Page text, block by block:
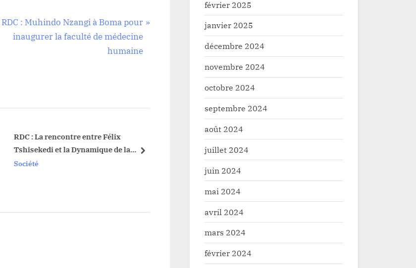
N
s
RDC : Muhindo Nzangi à Boma pour
inaugurer la faculté de médecine
humaine
RDC : La rencontre entre Félix
Tshisekedi et la Dynamique de la
Grande Orientale n’est qu’une question
Société
Uele bascule de l’ancien système au
système LMD
Novembre à Buttembo
next
février 2025
janvier 2025
décembre 2024
novembre 2024
octobre 2024
septembre 2024
août 2024
juillet 2024
juin 2024
mai 2024
avril 2024
mars 2024
février 2024